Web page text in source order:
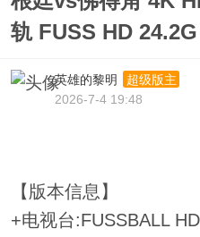
轨 FUSS HD
英雄的黎明
超级版主
2026-7-4 19:48
【版本信息】
+电视台:FUSSBALL HD